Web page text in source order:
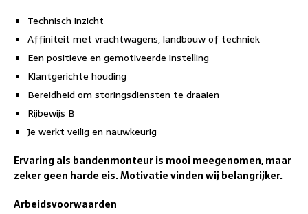
Technisch inzicht
Affiniteit met vrachtwagens, landbouw of techniek
Een positieve en gemotiveerde instelling
Klantgerichte houding
Bereidheid om storingsdiensten te draaien
Rijbewijs B
Je werkt veilig en nauwkeurig
Ervaring als bandenmonteur is mooi meegenomen, maar
zeker geen harde eis. Motivatie vinden wij belangrijker.
Arbeidsvoorwaarden